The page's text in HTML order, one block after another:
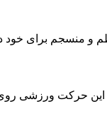
و منسجم برای خود
به این حرکت ورزشی